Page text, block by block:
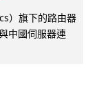
）旗下的路由器
中國伺服器連